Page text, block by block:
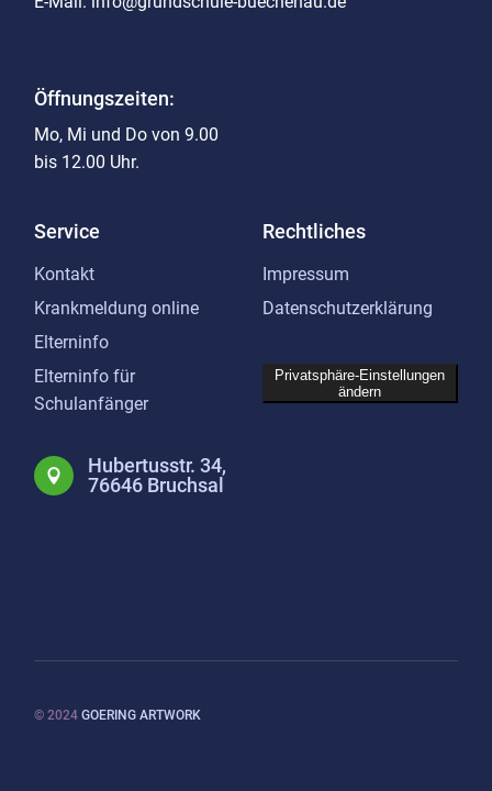
Öffnungszeiten:
Mo, Mi und Do von 9.00
bis 12.00 Uhr.
Service
Kontakt
Krankmeldung online
Elterninfo
Elterninfo für
Schulanfänger
Hubertusstr. 34,
76646 Bruchsal
Rechtliches
Impressum
Datenschutzerklärung
Privatsphäre-Einstellungen
ändern
© 2024GOERING ARTWORK